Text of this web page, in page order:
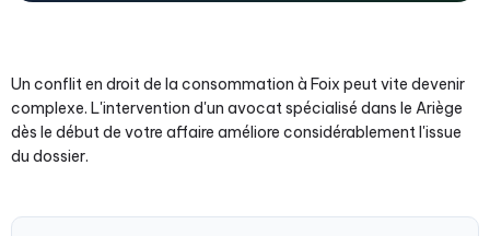
Un conflit en droit de la consommation à Foix peut vite devenir
complexe. L'intervention d'un avocat spécialisé dans le Ariège
dès le début de votre affaire améliore considérablement l'issue
du dossier.